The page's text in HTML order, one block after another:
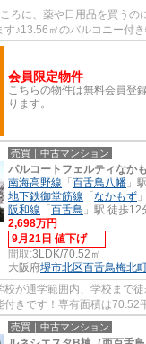
ろに、薬や日用品を買うの
す♪13.56㎡のバルコニー付
焚機能のある浴室です♪マイ...
会員限定物件
こちらの物件は無料会員登
ります。
売買｜中古マンション
パルコートフェルティなか
南海高野線 「 百舌鳥八幡 」
地下鉄御堂筋線 「 なかもず
阪和線 「 百舌鳥 」駅 徒歩12
2,698万円
9月21日 値下げ
間取:3LDK/70.52㎡
大阪府堺市北区百舌鳥梅北
校が通学範囲内、学校まで
付きです！専有面積は70.52
うか！堺市北区にある南海...
売買｜中古マンション